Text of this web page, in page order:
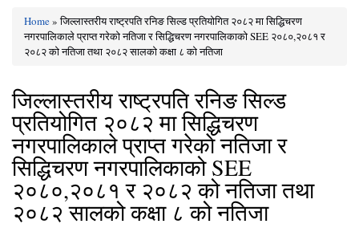
You are here
Home» जिल्लास्तरीय राष्ट्रपति रनिङ सिल्ड प्रतियोगित २०८२ मा सिद्धिचरण
नगरपालिकाले प्राप्त गरेकाे नतिजा र सिद्धिचरण नगरपालिकाको SEE २०८०,२०८१ र
२०८२ को नतिजा तथा २०८२ सालको कक्षा ८ को नतिजा
जिल्लास्तरीय राष्ट्रपति रनिङ सिल्ड
प्रतियोगित २०८२ मा सिद्धिचरण
नगरपालिकाले प्राप्त गरेकाे नतिजा र
सिद्धिचरण नगरपालिकाको SEE
२०८०,२०८१ र २०८२ को नतिजा तथा
२०८२ सालको कक्षा ८ को नतिजा